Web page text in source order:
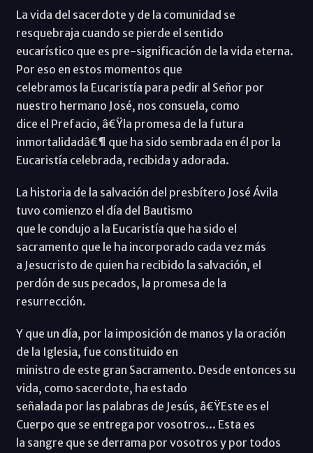
La vida del sacerdote y de la comunidad se
resquebraja cuando se pierde el sentido
eucarístico que es pre-significación de la vida eterna.
Por eso en estos momentos que
celebramos la Eucaristía para pedir al Señor por
nuestro hermano José, nos consuela, como
dice el Prefacio, â€Ÿla promesa de la futura
inmortalidadâ€¶ que ha sido sembrada en él por la
Eucaristía celebrada, recibida y adorada.
La historia de la salvación del presbítero José Ávila
tuvo comienzo el día del Bautismo
que le condujo a la Eucaristía que ha sido el
sacramento que le ha incorporado cada vez más
a Jesucristo de quien ha recibido la salvación, el
perdón de sus pecados, la promesa de la
resurrección.
Y que un día, por la imposición de manos y la oración
de la Iglesia, fue constituido en
ministro de este gran Sacramento. Desde entonces su
vida, como sacerdote, ha estado
señalada por las palabras de Jesús, â€ŸEste es el
Cuerpo que se entrega por vosotros... Esta es
la sangre que se derrama por vosotros y por todos